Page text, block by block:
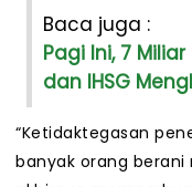
Baca juga :
Pagi Ini, 7
dan IHSG
“Ketidaktegasan
banyak orang